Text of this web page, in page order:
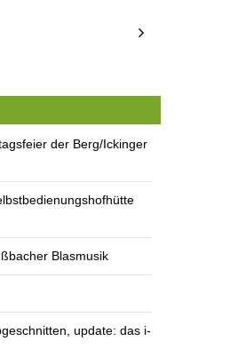
der Berg/Ickinger
Blasmusik
update: das i-